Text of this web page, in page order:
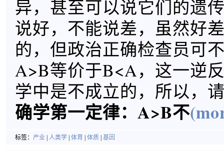
异，甚至可以说它们的遗
说好，不能说差，虽然好
的，但政治正确检查员可
A>B等价于B<A，这一逆
学中是不成立的，所以，
确学第一定律：A>B不
标签： 产业 人类学 体育 体质 基因